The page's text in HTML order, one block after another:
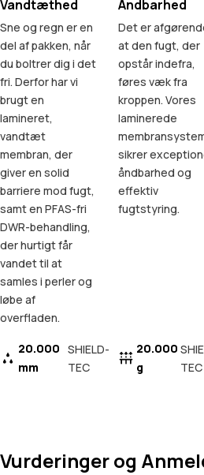
Vandtæthed
Sne og regn er en
del af pakken, når
du boltrer dig i det
fri. Derfor har vi
brugt en
lamineret,
vandtæt
membran, der
giver en solid
barriere mod fugt,
samt en PFAS-fri
DWR-behandling,
der hurtigt får
vandet til at
samles i perler og
løbe af
overfladen.
20.000
mm
SHIELD-
TEC
Åndbarhed
Det er
at den fugt, der
opstår indefra,
føres væk fra
kroppen. Vores
laminerede
sikrer
åndbarhed og
effektiv
fugtstyring.
20.000
g
TEC
Vurderinger og